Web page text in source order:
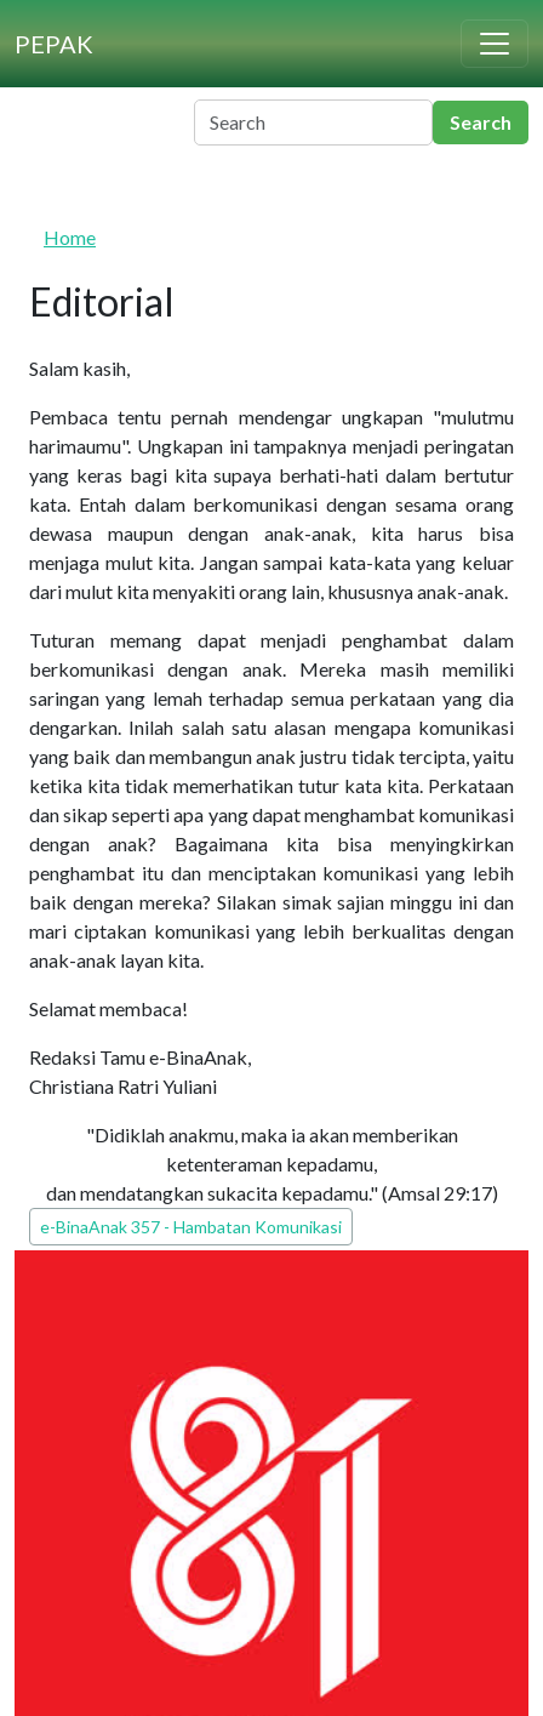
PEPAK
Home
Editorial
Salam kasih,
Pembaca tentu pernah mendengar ungkapan "mulutmu
harimaumu". Ungkapan ini tampaknya menjadi peringatan
yang keras bagi kita supaya berhati-hati dalam bertutur
kata. Entah dalam berkomunikasi dengan sesama orang
dewasa maupun dengan anak-anak, kita harus bisa
menjaga mulut kita. Jangan sampai kata-kata yang keluar
dari mulut kita menyakiti orang lain, khususnya anak-anak.
Tuturan memang dapat menjadi penghambat dalam
berkomunikasi dengan anak. Mereka masih memiliki
saringan yang lemah terhadap semua perkataan yang dia
dengarkan. Inilah salah satu alasan mengapa komunikasi
yang baik dan membangun anak justru tidak tercipta, yaitu
ketika kita tidak memerhatikan tutur kata kita. Perkataan
dan sikap seperti apa yang dapat menghambat komunikasi
dengan anak? Bagaimana kita bisa menyingkirkan
penghambat itu dan menciptakan komunikasi yang lebih
baik dengan mereka? Silakan simak sajian minggu ini dan
mari ciptakan komunikasi yang lebih berkualitas dengan
anak-anak layan kita.
Selamat membaca!
Redaksi Tamu e-BinaAnak,
Christiana Ratri Yuliani
"Didiklah anakmu, maka ia akan memberikan
ketenteraman kepadamu,
dan mendatangkan sukacita kepadamu." (Amsal 29:17)
Edisi PEPAK
e-BinaAnak 357 - Hambatan Komunikasi